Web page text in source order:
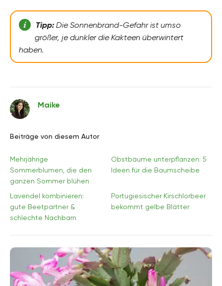
Tipp:Die Sonnenbrand-Gefahr ist umso
größer, je dunkler die Kakteen überwintert
haben.
Maike
Beiträge von diesem Autor
Mehrjährige
Sommerblumen, die den
ganzen Sommer blühen
Obstbäume unterpflanzen: 5
Ideen für die Baumscheibe
Lavendel kombinieren:
gute Beetpartner &
schlechte Nachbarn
Portugiesischer Kirschlorbeer
bekommt gelbe Blätter